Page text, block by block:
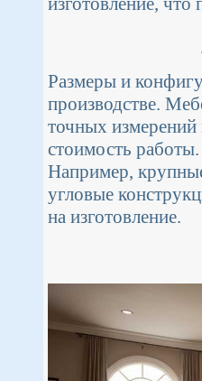
Размеры и
производстве.
точных измерений
стоимость
Например,
угловые
на изготовление.